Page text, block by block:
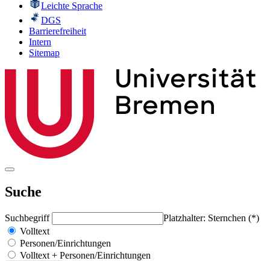
Leichte Sprache
DGS
Barrierefreiheit
Intern
Sitemap
Suche
Suchbegriff
Platzhalter: Sternchen (*)
Volltext
Personen/Einrichtungen
Volltext + Personen/Einrichtungen